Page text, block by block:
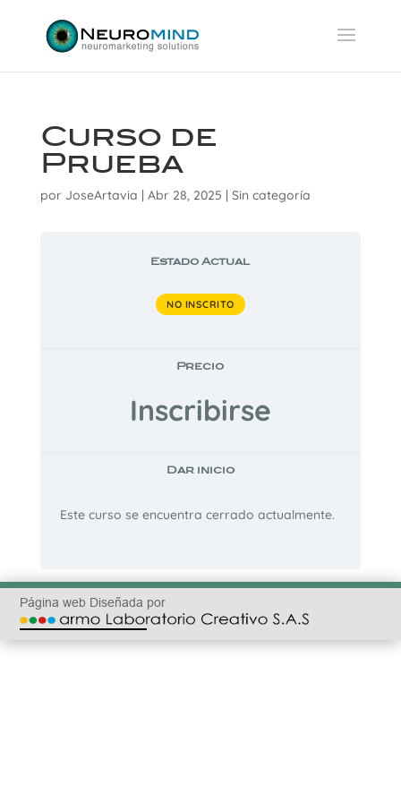
Curso de
Prueba
por JoseArtavia | Abr 28, 2025 | Sin categoría
Estado Actual
NO INSCRITO
Precio
Inscribirse
Dar inicio
Este curso se encuentra cerrado actualmente.
Página web Diseñada por